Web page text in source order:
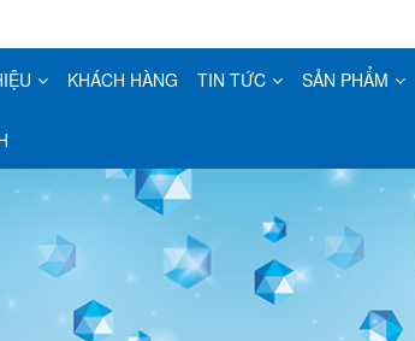
KHÁCH HÀNG TIN TỨC SẢN PHẨM